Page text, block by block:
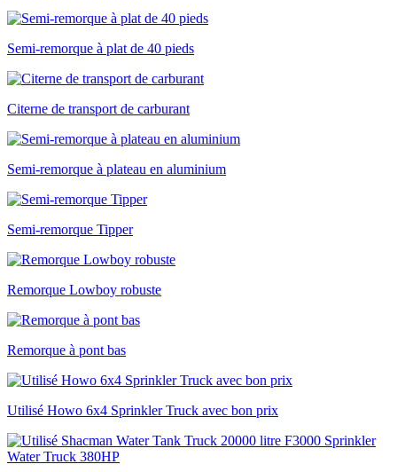
Semi-remorque à plat de 40 pieds
Citerne de transport de carburant
Semi-remorque à plateau en aluminium
Semi-remorque Tipper
Remorque Lowboy robuste
Remorque à pont bas
Utilisé Howo 6x4 Sprinkler Truck avec bon prix